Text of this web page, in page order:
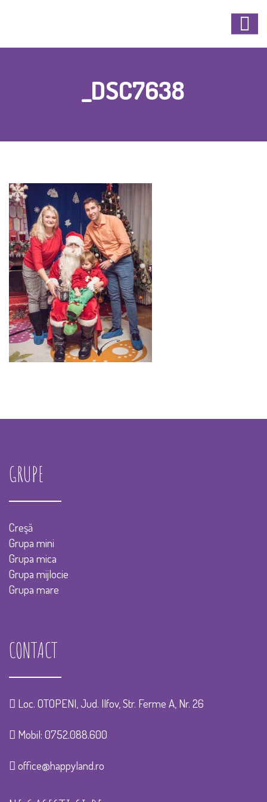
_DSC7638
GRUPE
Creşă
Grupa mini
Grupa mica
Grupa mijlocie
Grupa mare
CONTACT
Loc. OTOPENI, Jud. Ilfov, Str. Ferme A, Nr. 26
Mobil: 0752.088.600
office@happyland.ro